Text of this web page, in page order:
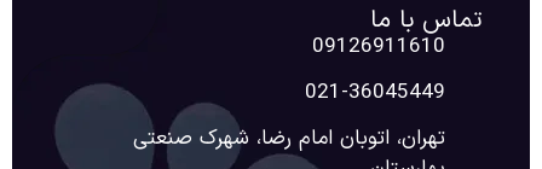
تماس با ما
09126911610
021-36045449
تهران، اتوبان امام رضا، شهرک صنعتی